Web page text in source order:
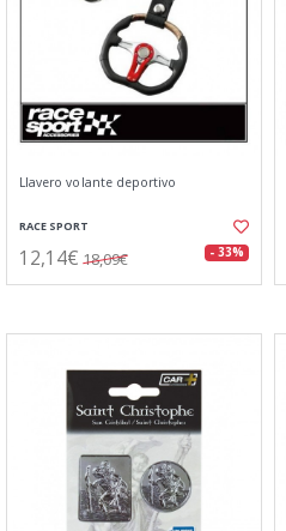
Llavero volante deportivo
RACE SPORT
12,14€ 18,09€ - 33%